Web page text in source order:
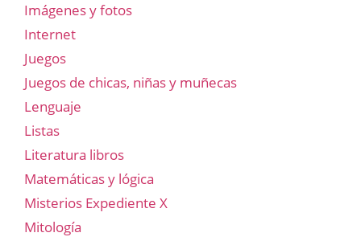
Imágenes y fotos
Internet
Juegos
Juegos de chicas, niñas y muñecas
Lenguaje
Listas
Literatura libros
Matemáticas y lógica
Misterios Expediente X
Mitología